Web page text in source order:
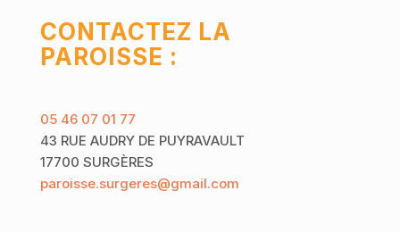
CONTACTEZ LA
PAROISSE :
05 46 07 01 77
43 RUE AUDRY DE PUYRAVAULT
17700 SURGÈRES
paroisse.surgeres@gmail.com